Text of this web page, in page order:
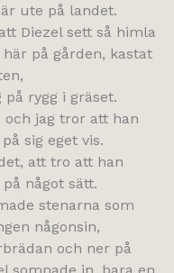
ute på landet.
Diezel sett så himla
på gården, kastat
rygg i gräset.
och jag tror att han
sig eget vis.
att tro att han
något sätt.
stenarna som
någonsin,
och ner på
somnade in, bara en